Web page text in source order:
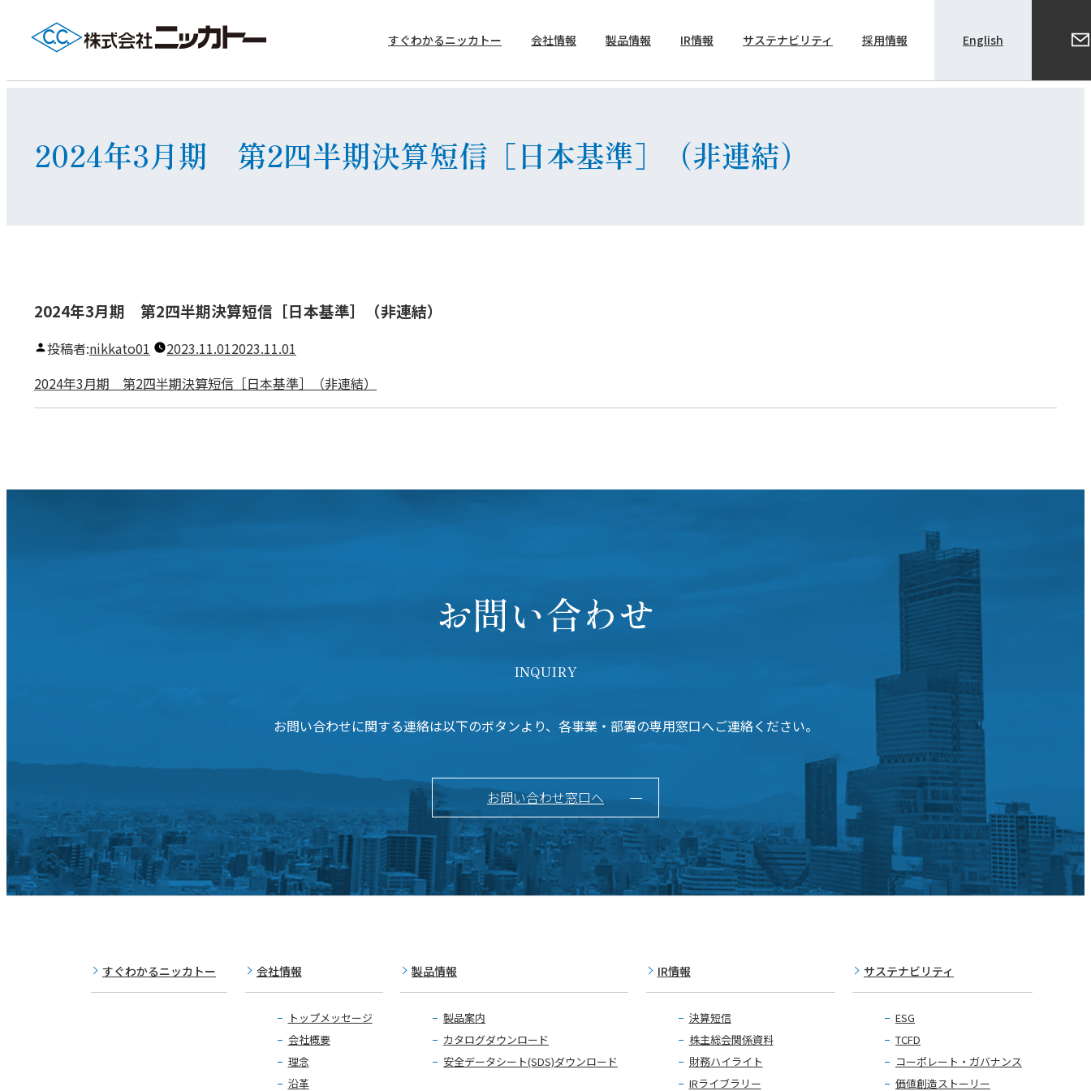
すぐわかるニッカトー 会社情報 製品情報 IR情報 サステナビリティ 採用情報 English
2024年3月期 第2四半期決算短信［日本基準］（非連結）
2024年3月期 第2四半期決算短信［日本基準］（非連結）
投稿者:nikkato01 2023.11.012023.11.01
2024年3月期 第2四半期決算短信［日本基準］（非連結）
お問い合わせ
INQUIRY
お問い合わせに関する連絡は以下のボタンより、各事業・部署の専用窓口へご連絡ください。
お問い合わせ窓口へ
すぐわかるニッカトー 会社情報
トップメッセージ
会社概要
理念
沿革
製品情報
製品案内
カタログダウンロード
安全データシート(SDS)ダウンロード
IR情報
決算短信
株主総会関係資料
財務ハイライト
IRライブラリー
サステナビリティ
ESG
TCFD
コーポレート・ガバナンス
価値創造ストーリー